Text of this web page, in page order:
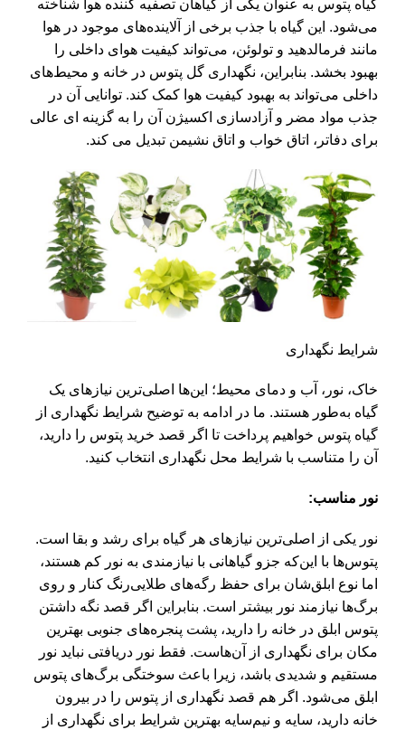
گیاه پتوس به عنوان یکی از گیاهان تصفیه کننده هوا شناخته
می‌شود. این گیاه با جذب برخی از آلاینده‌های موجود در هوا
مانند فرمالدهید و تولوئن، می‌تواند کیفیت هوای داخلی را
بهبود بخشد. بنابراین، نگهداری گل پتوس در خانه و محیط‌های
داخلی می‌تواند به بهبود کیفیت هوا کمک کند. توانایی آن در
جذب مواد مضر و آزادسازی اکسیژن آن را به گزینه ای عالی
برای دفاتر، اتاق خواب و اتاق نشیمن تبدیل می کند.
شرایط نگهداری
خاک، نور، آب و دمای محیط؛ این‌ها اصلی‌ترین نیازهای یک
گیاه به‌طور هستند. ما در ادامه به توضیح شرایط نگهداری از
گیاه پتوس خواهیم پرداخت تا اگر قصد خرید پتوس را دارید،
آن را متناسب با شرایط محل نگهداری انتخاب کنید.
نور مناسب:
نور یکی از اصلی‌ترین نیازهای هر گیاه برای رشد و بقا است.
پتوس‌ها با این‌که جزو گیاهانی با نیازمندی به نور کم هستند،
اما نوع ابلق‌شان برای حفظ رگه‌های طلایی‌رنگ کنار و روی
برگ‌ها نیازمند نور بیشتر است. بنابراین اگر قصد نگه داشتن
پتوس ابلق در خانه را دارید، پشت پنجره‌های جنوبی بهترین
مکان برای نگهداری از آن‌هاست. فقط نور دریافتی نباید نور
مستقیم و شدیدی باشد، زیرا باعث سوختگی برگ‌های پتوس
ابلق می‌شود. اگر هم قصد نگهداری از پتوس را در بیرون
خانه دارید، سایه و نیم‌سایه بهترین شرایط برای نگهداری از